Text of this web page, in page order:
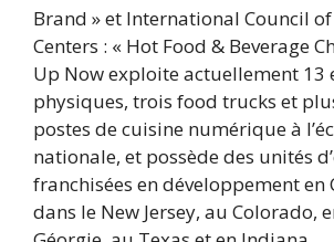
Brand » et International Council
Centers : « Hot Food & Beverage
Up Now exploite actuellement 13
physiques, trois food trucks et
postes de cuisine numérique à
nationale, et possède des unités
franchisées en développement en
dans le New Jersey, au Colorado,